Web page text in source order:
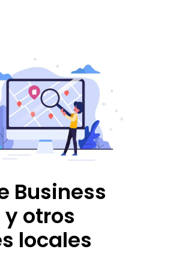
Business
y otros
locales